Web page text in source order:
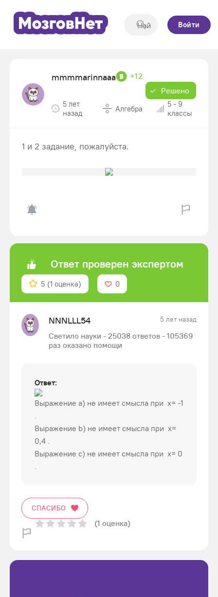
Войти
mmmmarinnaaa
+12
Решено
5 лет
назад
Алгебра
5 - 9
классы
1 и 2 задание, пожалуйста.
Ответ проверен экспертом
5 (1 оценка) 0
NNNLLL54 5 лет назад
Светило науки - 25038 ответов - 105369
раз оказано помощи
Ответ:
Выражение а) не имеет смысла при х= -1
.
Выражение b) не имеет смысла при х=
0,4 .
Выражение c) не имеет смысла при х= 0
.
СПАСИБО
(1 оценка)